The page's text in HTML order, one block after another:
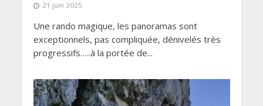
21 juin 2025
Une rando magique, les panoramas sont
exceptionnels, pas compliquée, dénivelés très
progressifs…..à la portée de...